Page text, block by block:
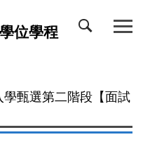
位學程
甄選第二階段【面試